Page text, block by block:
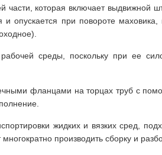
части, которая включает выдвижной
опускается при повороте маховика,
среды, поскольку при ее
фланцами на торцах труб с
жидких и вязких сред,
производить сборку и